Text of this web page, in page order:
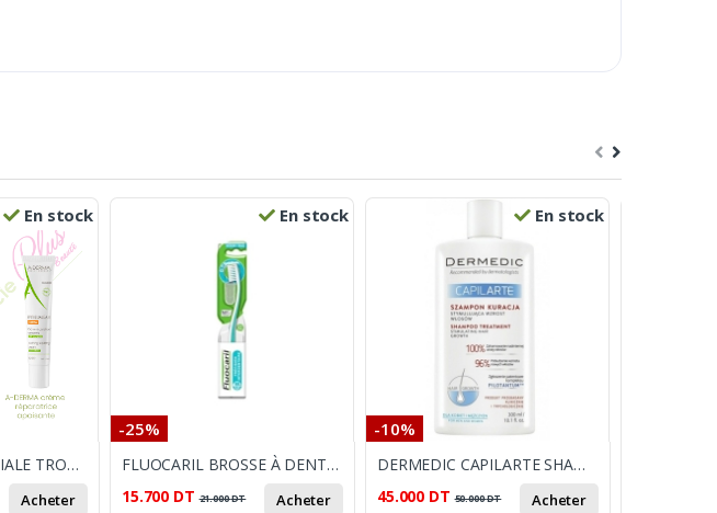
En stock
A-DERMA EPITHELIALE TROUSSE CREME REPARATRICE 40ML + DERMALIBOUR GEL NETTOYANT 200ML
Acheter
En stock
-25%
FLUOCARIL BROSSE À DENTS PRÉCISION INTERDENTAIRE MEDIUM
15.700 DT 21.000DT Acheter
En stock
-10%
DERMEDIC CAPILARTE SHAMOOING ANTICHUTE 300ML
45.000 DT 50.000DT Acheter